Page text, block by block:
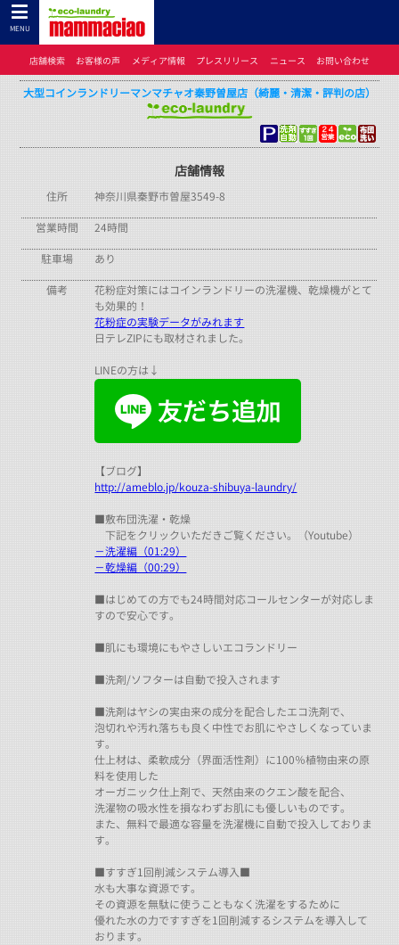
MENU
店舗検索 お客様の声 メディア情報 プレスリリース ニュース お問い合わせ
コインランドリーのマンマチャオTOP
>神奈川県> 大型コインランドリーマンマチャオ秦野曽屋店（綺麗・清潔・評判の店）
大型コインランドリーマンマチャオ秦野曽屋店（綺麗・清潔・評判の店）
店舗情報
住所 神奈川県秦野市曽屋3549-8
営業時間 24時間
駐車場 あり
備考
花粉症対策にはコインランドリーの洗濯機、乾燥機がとて
も効果的！
花粉症の実験データがみれます
日テレZIPにも取材されました。
LINEの方は↓
【ブログ】
http://ameblo.jp/kouza-shibuya-laundry/
■敷布団洗濯・乾燥
下記をクリックいただきご覧ください。（Youtube）
－洗濯編（01:29）
－乾燥編（00:29）
■はじめての方でも24時間対応コールセンターが対応しま
すので安心です。
■肌にも環境にもやさしいエコランドリー
■洗剤/ソフターは自動で投入されます
■洗剤はヤシの実由来の成分を配合したエコ洗剤で、
泡切れや汚れ落ちも良く中性でお肌にやさしくなっていま
す。
仕上材は、柔軟成分（界面活性剤）に100％植物由来の原
料を使用した
オーガニック仕上剤で、天然由来のクエン酸を配合、
洗濯物の吸水性を損なわずお肌にも優しいものです。
また、無料で最適な容量を洗濯機に自動で投入しておりま
す。
■すすぎ1回削減システム導入■
水も大事な資源です。
その資源を無駄に使うこともなく洗濯をするために
優れた水の力ですすぎを1回削減するシステムを導入して
おります。